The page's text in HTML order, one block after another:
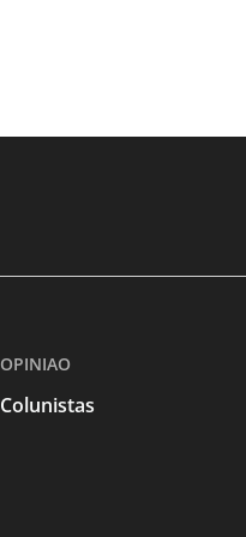
OPINIAO
Colunistas